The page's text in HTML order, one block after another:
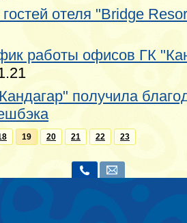
отеля "Bridge
работы офисов ГК
получила
19 20 21 22 23